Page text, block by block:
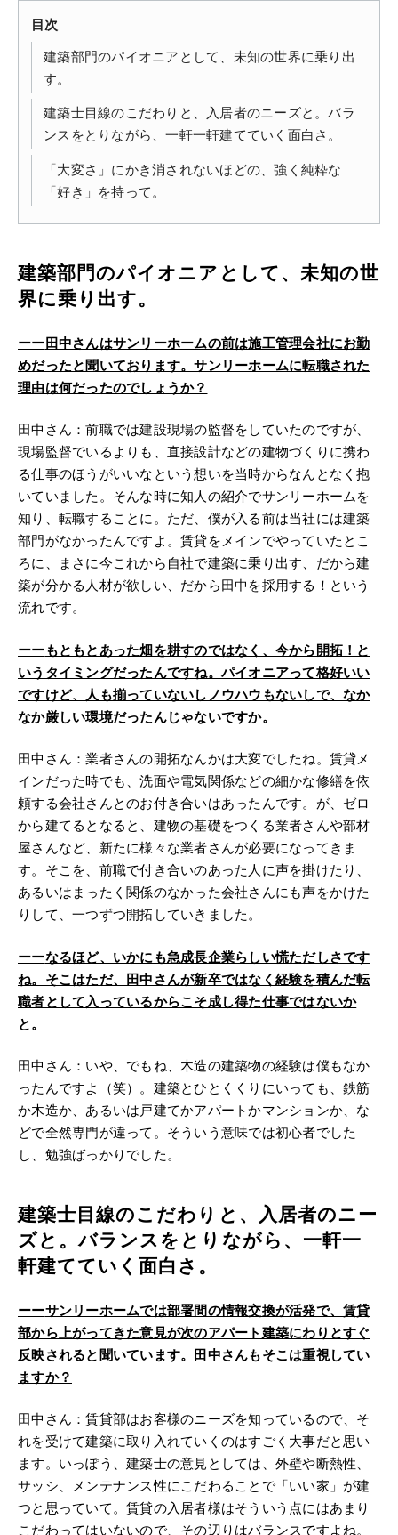
目次
建築部門のパイオニアとして、未知の世界に乗り出
す。
建築士目線のこだわりと、入居者のニーズと。バラ
ンスをとりながら、一軒一軒建てていく面白さ。
「大変さ」にかき消されないほどの、強く純粋な
「好き」を持って。
建築部門のパイオニアとして、未知の世
界に乗り出す。
ーー 田中さんはサンリーホームの前は施工管理会社にお勤
めだったと聞いております。サンリーホームに転職された
理由は何だったのでしょうか？
田中さん：前職では建設現場の監督をしていたのですが、
現場監督でいるよりも、直接設計などの建物づくりに携わ
る仕事のほうがいいなという想いを当時からなんとなく抱
いていました。そんな時に知人の紹介でサンリーホームを
知り、転職することに。ただ、僕が入る前は当社には建築
部門がなかったんですよ。賃貸をメインでやっていたとこ
ろに、まさに今これから自社で建築に乗り出す、だから建
築が分かる人材が欲しい、だから田中を採用する！という
流れです。
ーーもともとあった畑を耕すのではなく、今から開拓！と
いうタイミングだったんですね。パイオニアって格好いい
ですけど、人も揃っていないしノウハウもないしで、なか
なか厳しい環境だったんじゃないですか。
田中さん：業者さんの開拓なんかは大変でしたね。賃貸メ
インだった時でも、洗面や電気関係などの細かな修繕を依
頼する会社さんとのお付き合いはあったんです。が、ゼロ
から建てるとなると、建物の基礎をつくる業者さんや部材
屋さんなど、新たに様々な業者さんが必要になってきま
す。そこを、前職で付き合いのあった人に声を掛けたり、
あるいはまったく関係のなかった会社さんにも声をかけた
りして、一つずつ開拓していきました。
ーーなるほど、いかにも急成長企業らしい慌ただしさです
ね。そこはただ、田中さんが新卒ではなく経験を積んだ転
職者として入っているからこそ成し得た仕事ではないか
と。
田中さん：いや、でもね、木造の建築物の経験は僕もなか
ったんですよ（笑）。建築とひとくくりにいっても、鉄筋
か木造か、あるいは戸建てかアパートかマンションか、な
どで全然専門が違って。そういう意味では初心者でした
し、勉強ばっかりでした。
建築士目線のこだわりと、入居者のニー
ズと。バランスをとりながら、一軒一
軒建てていく面白さ。
ーーサンリーホームでは部署間の情報交換が活発で、賃貸
部から上がってきた意見が次のアパート建築にわりとすぐ
反映されると聞いています。田中さんもそこは重視してい
ますか？
田中さん：賃貸部はお客様のニーズを知っているので、そ
れを受けて建築に取り入れていくのはすごく大事だと思い
ます。いっぽう、建築士の意見としては、外壁や断熱性、
サッシ、メンテナンス性にこだわることで「いい家」が建
つと思っていて。賃貸の入居者様はそういう点にはあまり
こだわってはいないので、その辺りはバランスですよね。